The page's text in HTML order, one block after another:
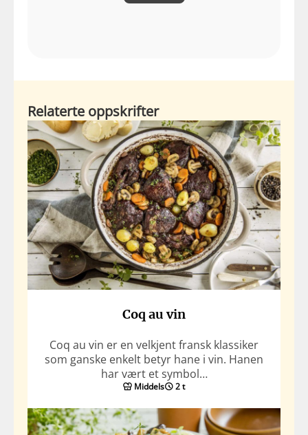
Relaterte oppskrifter
Coq au vin
Coq au vin er en velkjent fransk klassiker
som ganske enkelt betyr hane i vin. Hanen
har vært et symbol…
Middels 2 t